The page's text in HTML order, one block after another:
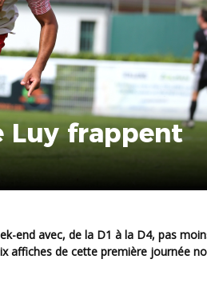
Luy frappent
affiches de cette première journée